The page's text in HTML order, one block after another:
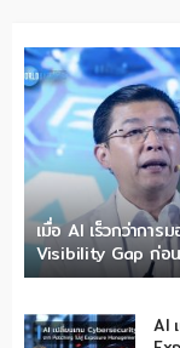
เมื่อ AI เร็วกว่ากา
Visibility Gap ก่อน
AI